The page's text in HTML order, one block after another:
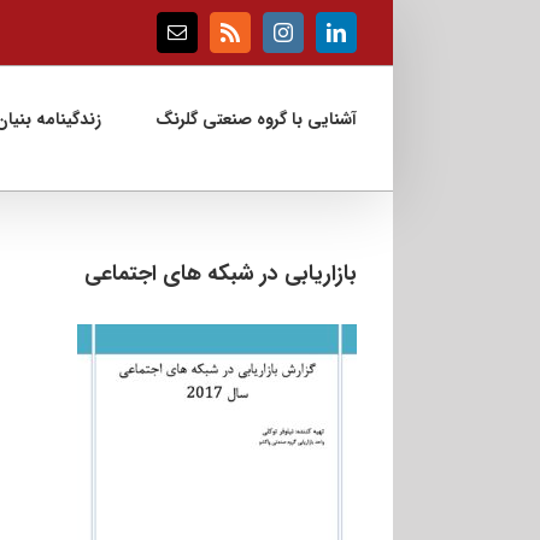
LinkedIn
Instagram
Rss
Email
آشنایی با گروه صنعتی گلرنگ زندگینامه
بازاریابی در شبکه های اجتماعی